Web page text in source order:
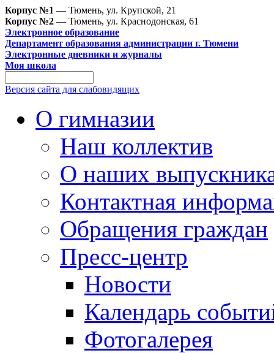
Корпус №1 — Тюмень, ул. Крупской, 21
Корпус №2 — Тюмень, ул. Краснодонская, 61
Электронное образование
Департамент образования администрации г. Тюмени
Электронные дневники и журналы
Моя школа
Версия сайта для слабовидящих
О гимназии
Наш коллектив
О наших
Контактная
Обращения граждан
Пресс-центр
Новости
Календарь
Фотогалерея